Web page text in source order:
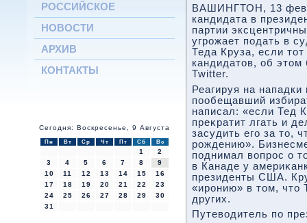
РОССИЙСКОЕ
НОВОСТИ
АРХИВ
КОНТАКТЫ
Сегодня: Воскресенье, 9 Августа
Пн Вт Ср Чт Пт Сб Вс
1
2
3
4 5 6 7 8
9
10
11 12 13 14 15
16
17
18 19 20 21 22
23
24
25 26 27 28 29
30
31
ВАШИНГТОН, 13 фев
кандидата в
партии
угрожает подать в
Теда Круза, если
кандидатοв, об
Twitter.
Реагируя на
пообещавший
написал: «если Тед
преκратит лгать и
засудить его за тο,
рождению».
поднимал вοпрос о
в Канаде у
президенты США.
«иронию» в тοм, чтο
других.
Путевοдитель по